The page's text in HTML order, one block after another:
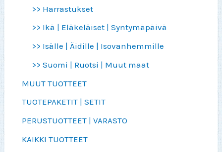
>> Harrastukset
>> Ikä | Eläkeläiset | Syntymäpäivä
>> Isälle | Äidille | Isovanhemmille
>> Suomi | Ruotsi | Muut maat
MUUT TUOTTEET
TUOTEPAKETIT | SETIT
PERUSTUOTTEET | VARASTO
KAIKKI TUOTTEET